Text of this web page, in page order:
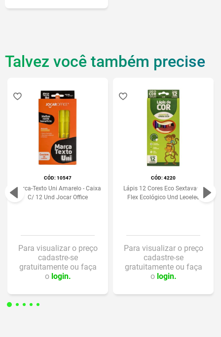
Talvez você também precise
:10547
Marca-Texto Uni Amarelo - Caixa
C/ 12 Und Jocar Office
Para visualizar o preço
cadastre-se
gratuitamente ou faça
o login.
:4220
Lápis 12 Cores Eco Sextavado
Flex Ecológico Und Leoeleo
Para visualizar o preço
cadastre-se
gratuitamente ou faça
o login.